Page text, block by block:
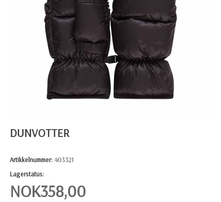
DUNVOTTER
Artikkelnummer: 403321
Lagerstatus:
NOK358,00